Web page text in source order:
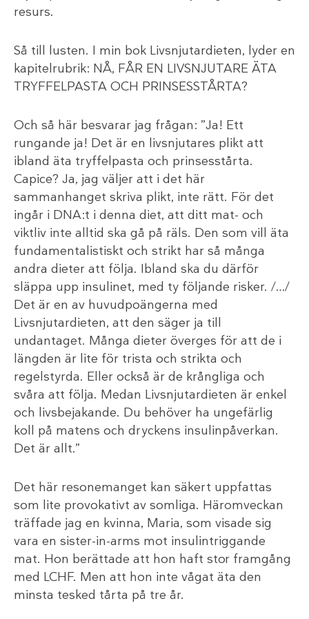
resurs.
Så till lusten. I min bok Livsnjutardieten, lyder en
kapitelrubrik: NÅ, FÅR EN LIVSNJUTARE ÄTA
TRYFFELPASTA OCH PRINSESSTÅRTA?
Och så här besvarar jag frågan: ”Ja! Ett
rungande ja! Det är en livsnjutares plikt att
ibland äta tryffelpasta och prinsesstårta.
Capice? Ja, jag väljer att i det här
sammanhanget skriva plikt, inte rätt. För det
ingår i DNA:t i denna diet, att ditt mat- och
viktliv inte alltid ska gå på räls. Den som vill äta
fundamentalistiskt och strikt har så många
andra dieter att följa. Ibland ska du därför
släppa upp insulinet, med ty följande risker. /…/
Det är en av huvudpoängerna med
Livsnjutardieten, att den säger ja till
undantaget. Många dieter överges för att de i
längden är lite för trista och strikta och
regelstyrda. Eller också är de krångliga och
svåra att följa. Medan Livsnjutardieten är enkel
och livsbejakande. Du behöver ha ungefärlig
koll på matens och dryckens insulinpåverkan.
Det är allt.”
Det här resonemanget kan säkert uppfattas
som lite provokativt av somliga. Häromveckan
träffade jag en kvinna, Maria, som visade sig
vara en sister-in-arms mot insulintriggande
mat. Hon berättade att hon haft stor framgång
med LCHF. Men att hon inte vågat äta den
minsta tesked tårta på tre år.